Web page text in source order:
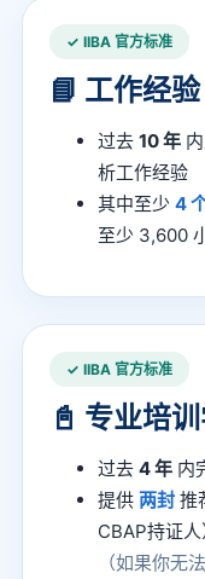
✓ IIBA 官方标准
📘 工作经验
过去 10 年内
析工作经验
其中至少 4
至少 3,600
✓ IIBA 官方标准
📓 专业培
过去 4 年内
提供 两封推
CBAP持证人
（如果你无